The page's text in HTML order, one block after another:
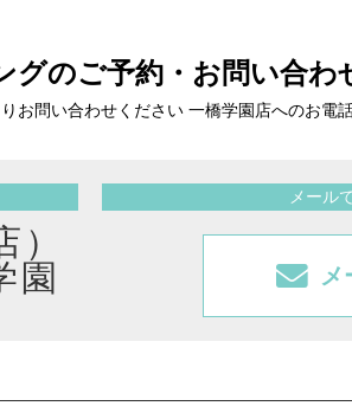
グのご予約・お問い合わ
お問い合わせください 一橋学園店へのお電
園
メール
メ